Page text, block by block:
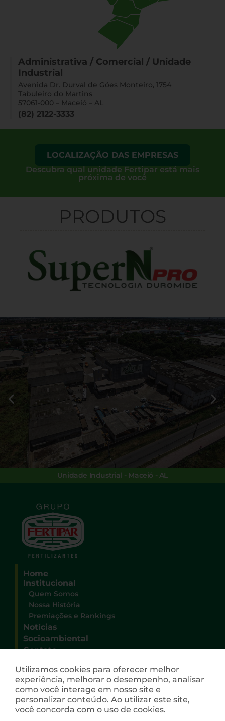
Administrativa / Comercial / Unidade
Industrial
Avenida Dr. Durval de Góes Monteiro, 1754
Tabuleiro do Martins
57061-000 – Maceió – AL
(82) 2122-3333
LOCALIZAÇÃO DAS EMPRESAS
Descubra qual unidade Fertipar está mais
próxima de você
PRODUTOS
Unidade Industrial - Maceió - AL
Home
Institucional
Quem Somos
Nossa História
Premiações e Rankings
Notícias
Socioambiental
Contato
Sede Administrativa Grupo Fertipar
Rua Deputado Heitor Alencar Furtado, 3100
Campo Comprido
CEP 81200-528 – Curitiba – Paraná
(41) 3026-9009
Utilizamos cookies para oferecer melhor
experiência, melhorar o desempenho, analisar
como você interage em nosso site e
personalizar conteúdo. Ao utilizar este site,
você concorda com o uso de cookies.